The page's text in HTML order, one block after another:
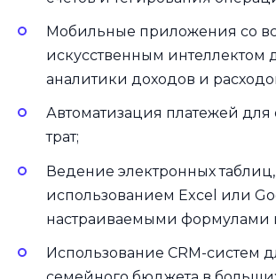
Мобильные приложения со
искусственным интеллектом
аналитики доходов и
Автоматизация платежей для
трат;
Ведение электронных
использованием Excel или
настраиваемыми формулами
Использование CRM-систем